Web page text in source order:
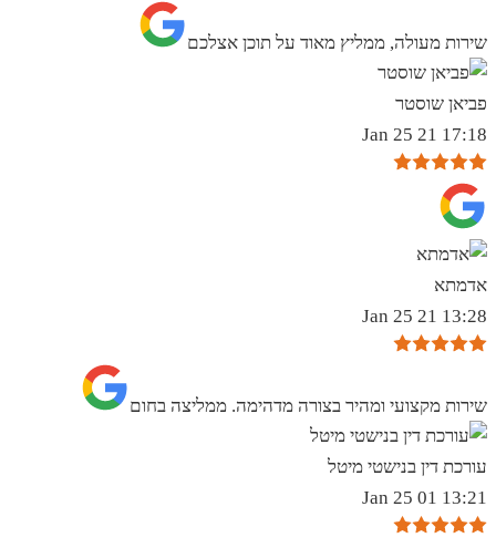
שירות מעולה, ממליץ מאוד על תוכן אצלכם
פביאן שוסטר
17:18 21 Jan 25
אדמתא
13:28 21 Jan 25
שירות מקצועי ומהיר בצורה מדהימה. ממליצה בחום
עורכת דין בנישטי מיטל
13:21 01 Jan 25